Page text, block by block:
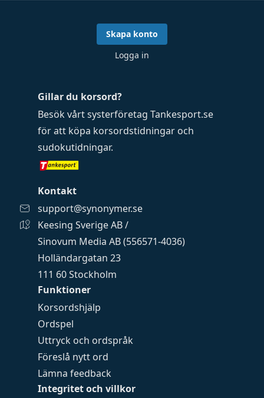
Funktioner
Korsordshjälp
Ordspel
Uttryck och ordspråk
Föreslå nytt ord
Lämna feedback
Integritet och villkor
Gillar du korsord?
Besök vårt systerföretag Tankesport.se
för att köpa korsordstidningar och
sudokutidningar.
Kontakt
support@synonymer.se
Keesing Sverige AB /
Sinovum Media AB (556571-4036)
Holländargatan 23
111 60 Stockholm
Skapa konto
Logga in